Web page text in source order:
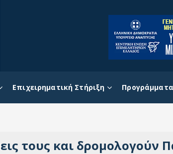
Επιχειρηματική Στήριξη Προγράμματα
τους και δρομολογούν